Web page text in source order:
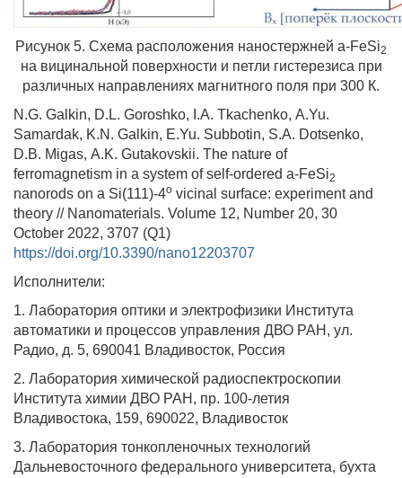
Рисунок 5. Схема расположения наностержней a-FeSi2
на вицинальной поверхности и петли гистерезиса при
различных направлениях магнитного поля при 300 К.
N .G. Galkin, D. L. Goroshko, .A. Tkachenko, A.Yu.
Samardak, K.N . Galkin, E.Yu. Subbotin, S.A. Dotsenko,
D.B. Migas, A.K. Gutakovskii. The nature of
ferromagnetism in a system of self-ordered a-FeSi2
nanorods on a Si(111)-4o vicinal surface: experiment and
theory // Nanomaterials. Volume 12, Number 20, 30
October 2022, 3707 (Q1)
https://doi.org/10.3390/nano12203707
Исполнители:
1. Лаборатория оптики и электрофизики Института
автоматики и процессов управления ДВО РАН, ул.
Радио, д. 5, 690041 Владивосток, Россия
2. Лаборатория химической радиоспектроскопии
Института химии ДВО РАН, пр. 100-летия
Владивостока, 159, 690022, Владивосток
3. Лаборатория тонкопленочных технологий
Дальневосточного федерального университета, бухта